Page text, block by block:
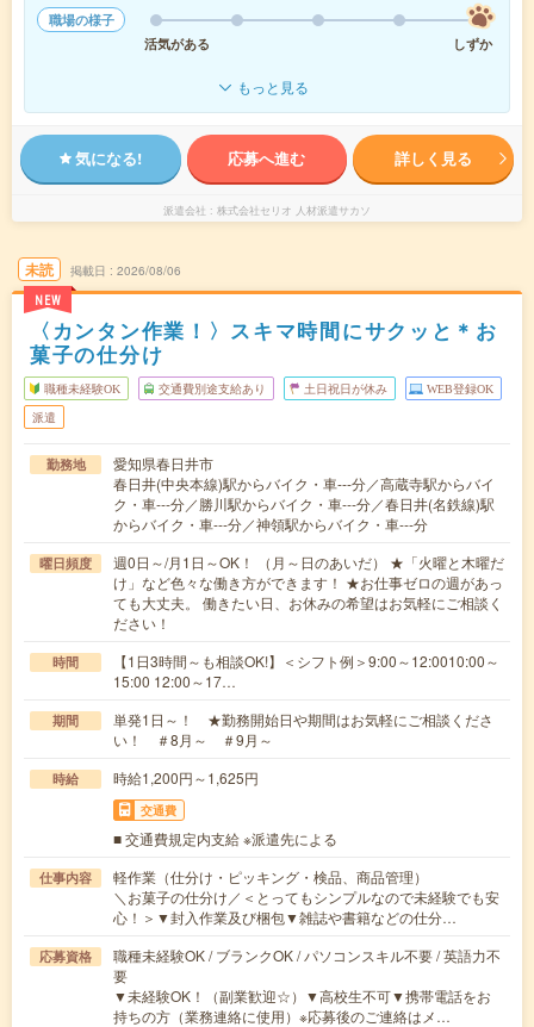
職場の様子
活気がある
しずか
もっと見る
気になる! 応募へ進む 詳しく見る
派遣会社 株式会社セリオ 人材派遣サカソ
未読
NEW
掲載日 2026/08/06
〈カンタン作業！〉スキマ時間にサクッと＊お
菓子の仕分け
職種未経験OK 交通費別途支給あり 土日祝日が休み WEB登録OK
派遣
勤務地
愛知県春日井市
春日井(中央本線)駅からバイク・車---分／高蔵寺駅からバイ
ク・車---分／勝川駅からバイク・車---分／春日井(名鉄線)駅
からバイク・車---分／神領駅からバイク・車---分
曜日頻度
週0日～/月1日～OK！ （月～日のあいだ） ★「火曜と木曜だ
け」など色々な働き方ができます！ ★お仕事ゼロの週があっ
ても大丈夫。 働きたい日、お休みの希望はお気軽にご相談く
ださい！
時間
【1日3時間～も相談OK!】＜シフト例＞9:00～12:0010:00～
15:00 12:00～17…
期間
単発1日～！ ★勤務開始日や期間はお気軽にご相談くださ
い！ ＃8月～ ＃9月～
時給 時給1,200円～1,625円
交通費
■ 交通費規定内支給 ※派遣先による
仕事内容
軽作業（仕分け・ピッキング・検品、商品管理）
＼お菓子の仕分け／＜とってもシンプルなので未経験でも安
心！＞▼封入作業及び梱包▼雑誌や書籍などの仕分…
応募資格
職種未経験OK / ブランクOK / パソコンスキル不要 / 英語力不
要
▼未経験OK！（副業歓迎☆）▼高校生不可▼携帯電話をお
持ちの方（業務連絡に使用）※応募後のご連絡はメ…